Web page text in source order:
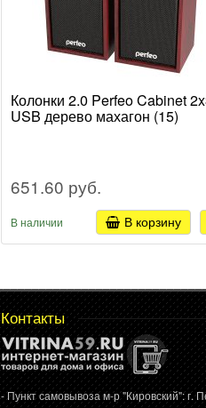
Колонки 2.0 Perfeo Cabinet
USB дерево махагон (15)
651.60 руб.
В наличии В корзину
Контакты
- Пункт самовывоза м-р "Кировский": г.